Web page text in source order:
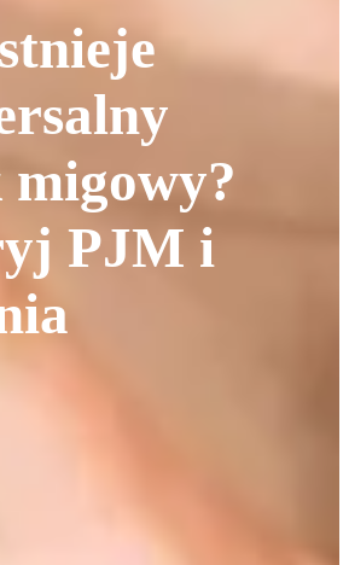
migowy?
PJM i